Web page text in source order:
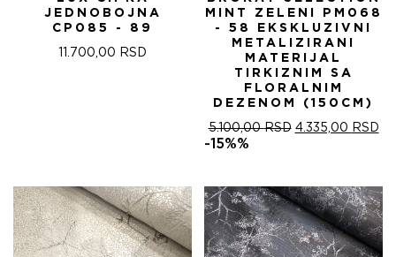
JEDNOBOJNA
CP085 - 89
11.700,00 RSD
MINT ZELENI PM068
- 58 EKSKLUZIVNI
METALIZIRANI
MATERIJAL
TIRKIZNIM SA
FLORALNIM
DEZENOM (150CM)
5.100,00RSD ОРИГИНАЛНА
5.100,00 RSD.
4.335,00 RSD
-15%%